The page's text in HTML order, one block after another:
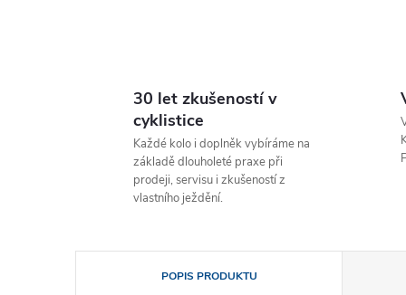
30 let zkušeností v
cyklistice
Každé kolo i doplněk vybíráme na
základě dlouholeté praxe při
prodeji, servisu i zkušeností z
vlastního ježdění.
POPIS PRODUKTU